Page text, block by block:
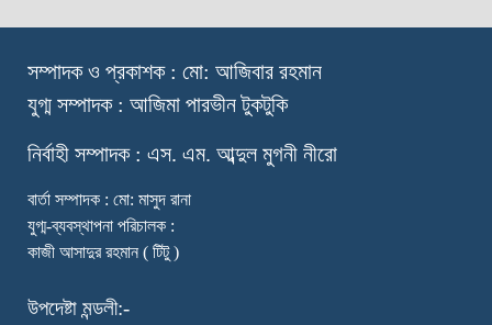
সম্পাদক ও প্রকাশক : মো: আজিবার রহমান
যুগ্ম সম্পাদক : আজিমা পারভীন টুকটুকি
নির্বাহী সম্পাদক : এস. এম. আব্দুল মুগনী নীরো
বার্তা সম্পাদক : মো: মাসুদ রানা
যুগ্ম-ব্যবস্থাপনা পরিচালক :
কাজী আসাদুর রহমান ( টিটু )
উপদেষ্টা মন্ডলী:-